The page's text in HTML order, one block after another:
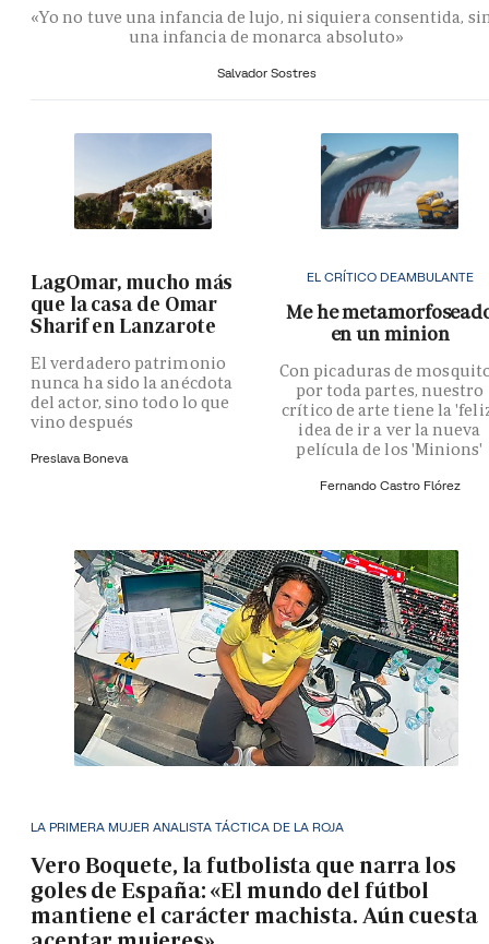
«Yo no tuve una infancia de lujo, ni siquiera consentida,
una infancia de monarca absoluto»
Salvador Sostres
LagOmar, mucho más
que la casa de Omar
Sharif en Lanzarote
El verdadero patrimonio
nunca ha sido la anécdota
del actor, sino todo lo que
vino después
Preslava Boneva
EL CRÍTICO DEAMBULANTE
Me he
en un minion
Con picaduras de
por toda partes, nuestro
crítico de arte tiene la
idea de ir a ver la nueva
película de los 'Minions'
Fernando Castro Flórez
LA PRIMERA MUJER ANALISTA TÁCTICA DE LA ROJA
Vero Boquete, la futbolista que narra los
goles de España: «El mundo del fútbol
mantiene el carácter machista. Aún cuesta